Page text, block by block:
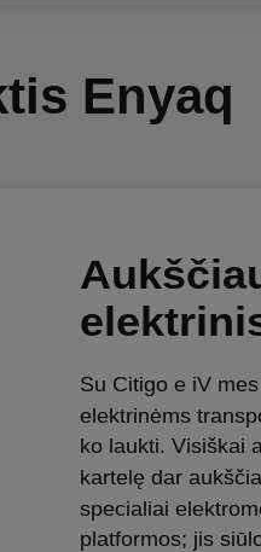
Enyaq
Su Citigo e iV
elektrinėms
ko laukti. Visiškai
kartelę dar
specialiai
platformos; jis